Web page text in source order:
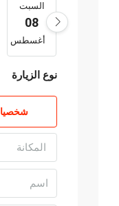
السبت
08
أغسطس
نوع الزيارة
شخصيا
المكانة